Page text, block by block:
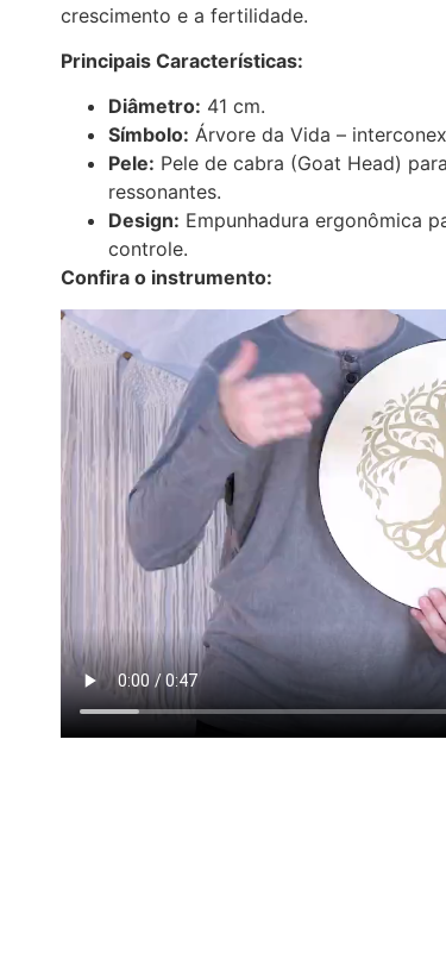
crescimento e a fertilidade.
Principais Características:
Diâmetro: 41 cm.
Símbolo: Árvore da Vida –
Pele: Pele de cabra (Goat Head)
ressonantes.
Design: Empunhadura ergonômica
controle.
Confira o instrumento: